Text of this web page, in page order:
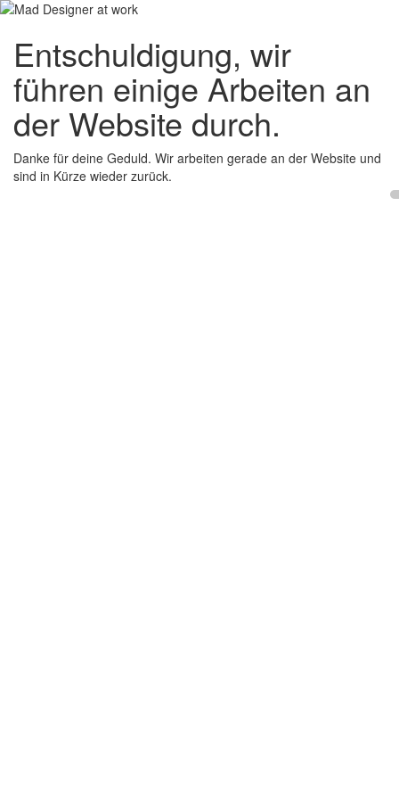
Entschuldigung, wir
führen einige Arbeiten an
der Website durch.
Danke für deine Geduld. Wir arbeiten gerade an der Website und
sind in Kürze wieder zurück.